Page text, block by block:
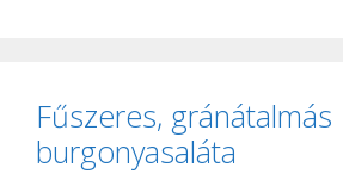
Fűszeres, gránátalmás
burgonyasaláta